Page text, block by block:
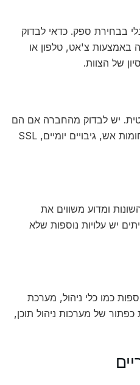
בבחירת ספק. כדאי לבדוק
באמצעות צ'אט, טלפון או
של הצוות.
יש לבדוק מהחברה אם הם
מציעים פתרונות אבטחה כמו חומות אש, גיבויים יומיים, SSL
ומדוע משווים את
יש עלויות נוספות שלא
כמו כלי ניהול, מערכת
של מערכות ניהול תוכן,